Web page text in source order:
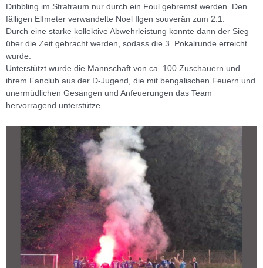
Dribbling im Strafraum nur durch ein Foul gebremst werden. Den
fälligen Elfmeter verwandelte Noel Ilgen souverän zum 2:1.
Durch eine starke kollektive Abwehrleistung konnte dann der Sieg
über die Zeit gebracht werden, sodass die 3. Pokalrunde erreicht
wurde.
Unterstützt wurde die Mannschaft von ca. 100 Zuschauern und
ihrem Fanclub aus der D-Jugend, die mit bengalischen Feuern und
unermüdlichen Gesängen und Anfeuerungen das Team
hervorragend unterstütze.